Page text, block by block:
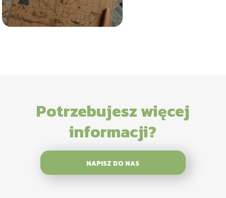
Potrzebujesz więcej
informacji?
NAPISZ DO NAS